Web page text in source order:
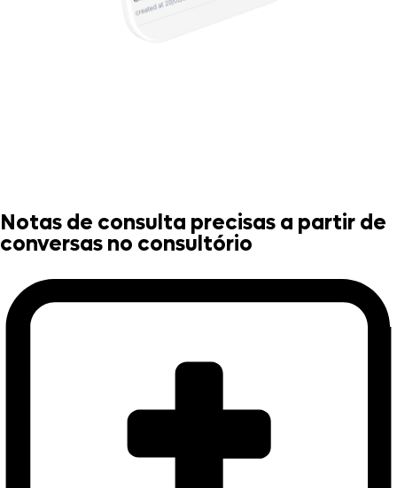
Notas de consulta precisas a partir de
conversas no consultório